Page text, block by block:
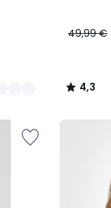
49,99 €
4,3
/